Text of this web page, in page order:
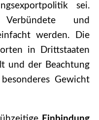
sei.
und
werden. Die
in Drittstaaten
und der Beachtung
Gewicht